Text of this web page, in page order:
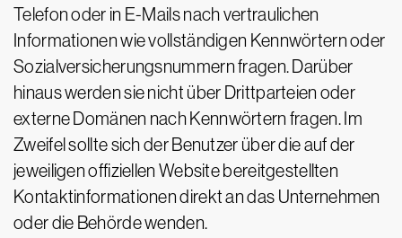
Telefon oder in E-Mails nach vertraulichen
Informationen wie vollständigen Kennwörtern oder
Sozialversicherungsnummern fragen. Darüber
hinaus werden sie nicht über Drittparteien oder
externe Domänen nach Kennwörtern fragen. Im
Zweifel sollte sich der Benutzer über die auf der
jeweiligen offiziellen Website bereitgestellten
Kontaktinformationen direkt an das Unternehmen
oder die Behörde wenden.